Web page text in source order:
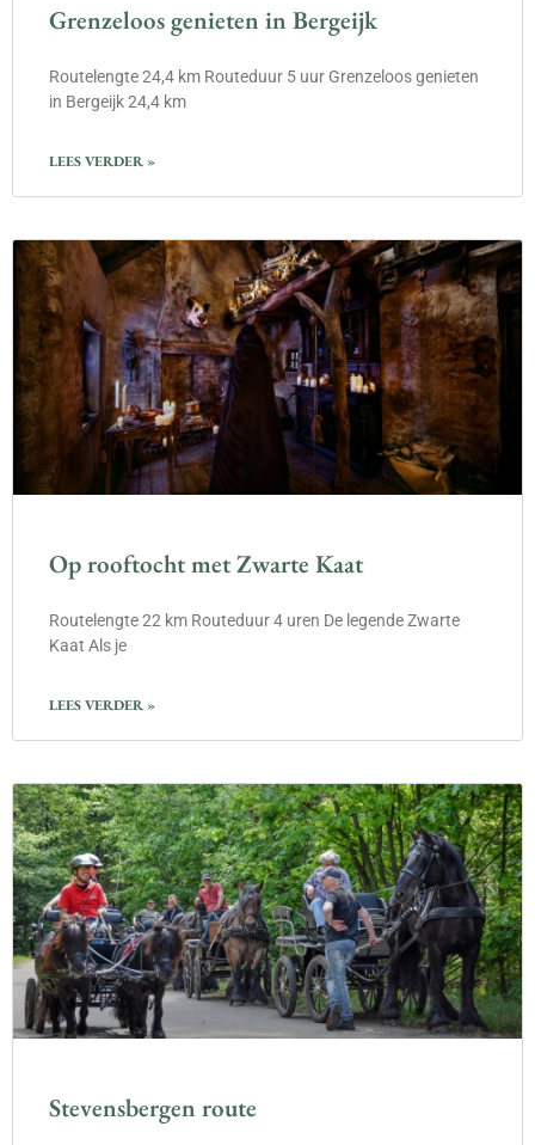
Grenzeloos genieten in Bergeijk
Routelengte 24,4 km Routeduur 5 uur Grenzeloos genieten
in Bergeijk 24,4 km
LEES VERDER »
Op rooftocht met Zwarte Kaat
Routelengte 22 km Routeduur 4 uren De legende Zwarte
Kaat Als je
LEES VERDER »
Stevensbergen route